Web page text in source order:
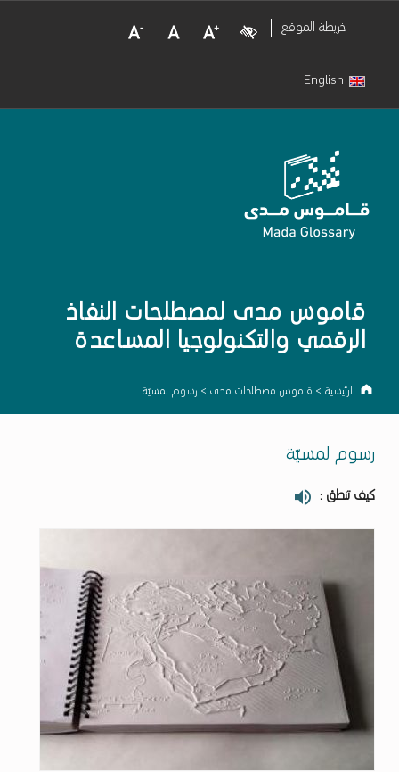
خريطة الموقع Visual Impairment
Increase Font Size
Normal Font Size
Decrease Font Size
English
قاموس مدى لمصطلحات النفاذ
الرقمي والتكنولوجيا المساعدة
الرئيسية > قاموس مصطلحات مدى > رسوم لمسيّة
رسوم لمسيّة
كيف تنطق :